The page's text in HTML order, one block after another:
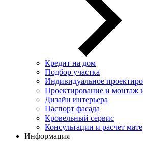
Кредит на дом
Подбор участка
Индивидуальное
Проектирование и монтаж
Дизайн интерьера
Паспорт фасада
Кровельный сервис
Консультации и расчет
Информация